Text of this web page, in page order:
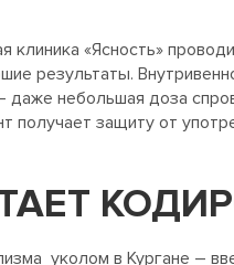
клиника «Ясность»
результаты.
даже небольшая доза
получает защиту от
уколом в Кургане –